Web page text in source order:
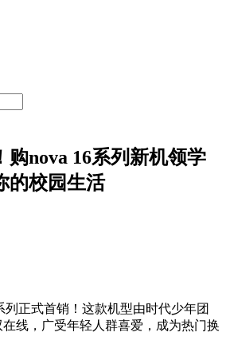
购nova 16系列新机领学
的校园生活
列正式首销！这款机型由时代少年团
线，广受年轻人群喜爱，成为热门换